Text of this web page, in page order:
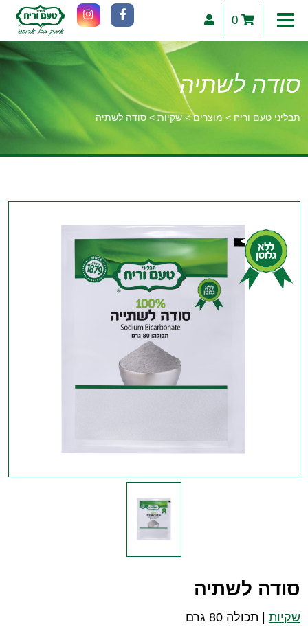
0
סודה לשתיה
תבליני טעם וריח > מוצרים>שקיות >סודה לשתיה
סודה לשתיה
שקיות
תכולה 80 גרם